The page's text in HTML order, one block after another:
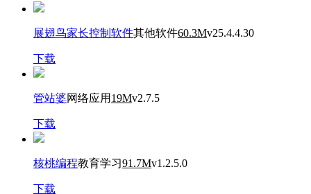
展翅鸟家长控制软件其他软件60.3Mv25.4.4.30
下载
管站婆网络应用 19Mv2.7.5
下载
核桃编程教育学习91.7Mv1.2.5.0
下载